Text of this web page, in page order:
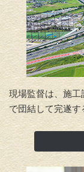
現場監督は、施工
で団結して完遂す